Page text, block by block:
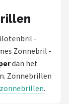
-
Zonnebril -
dan het
Zonnebrillen
.